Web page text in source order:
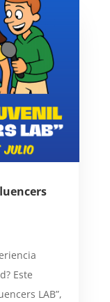
Este
LAB”,